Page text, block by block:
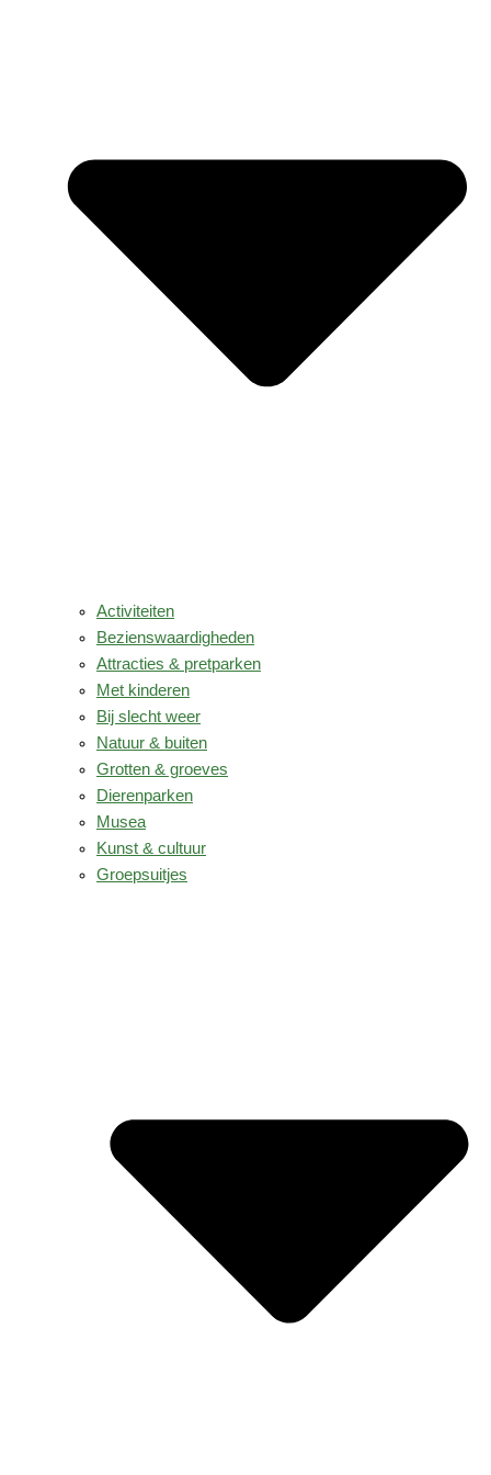
Activiteiten
Bezienswaardigheden
Attracties & pretparken
Met kinderen
Bij slecht weer
Natuur & buiten
Grotten & groeves
Dierenparken
Musea
Kunst & cultuur
Groepsuitjes